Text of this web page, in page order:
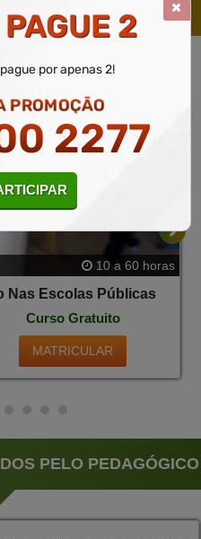
10 a 60 horas
Nas Escolas Públicas
Curso Gratuito
MATRICULAR
PELO PEDAGÓGICO
2
por apenas 2!
PROMOÇÃO
2277